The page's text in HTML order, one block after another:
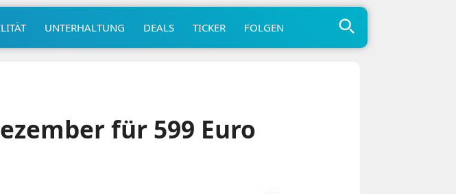
UNTERHALTUNG DEALS TICKER FOLGEN
für 599 Euro